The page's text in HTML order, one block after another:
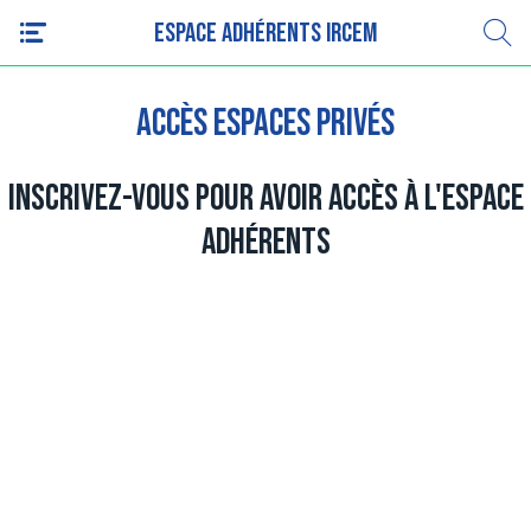
Espace adhérents IRCEM
Accès espaces privés
Inscrivez-vous pour avoir accès à l'espace
adhérents